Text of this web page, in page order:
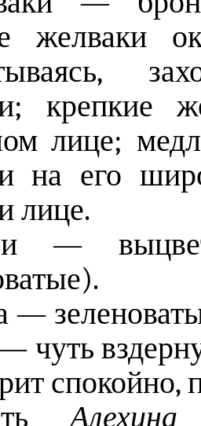
желваки
крепкие
лице;
на его
лице.
—
—
чуть
спокойно,